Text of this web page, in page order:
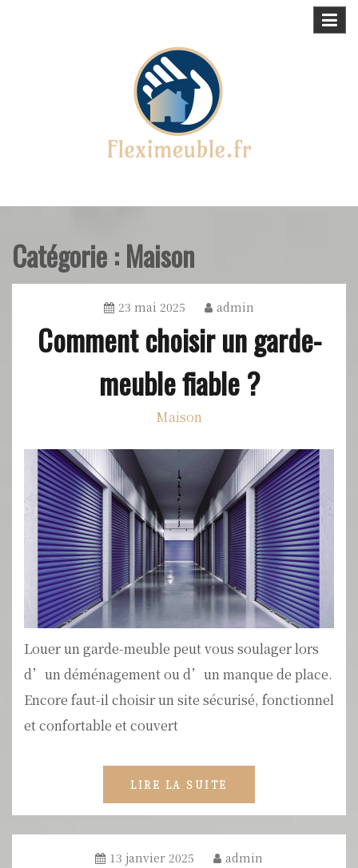
fleximeuble.fr
Maison, meubles & déco !
Catégorie :Maison
23 mai 2025 admin
Comment choisir un garde-
meuble fiable ?
Maison
Louer un garde-meuble peut vous soulager lors
d’un déménagement ou d’un manque de place.
Encore faut-il choisir un site sécurisé, fonctionnel
et confortable et couvert
LIRE LA SUITE
13 janvier 2025 admin